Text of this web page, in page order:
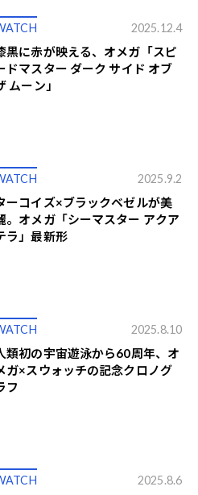
2025.12.4
黒に赤が映える、オメガ「スピ
ドマスター ダーク サイド オブ
ムーン」
2025.9.2
ーコイズ×ブラックベゼルが美
。オメガ「シーマスター アクア
ラ」最新形
2025.8.10
類初の宇宙遊泳から60周年、オ
ガ×スウォッチの記念クロノグ
フ
2025.8.6